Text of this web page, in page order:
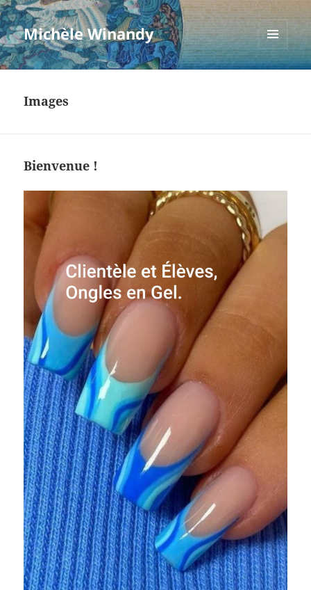
Michèle Winandy
MENU
ET
Images
Bienvenue !